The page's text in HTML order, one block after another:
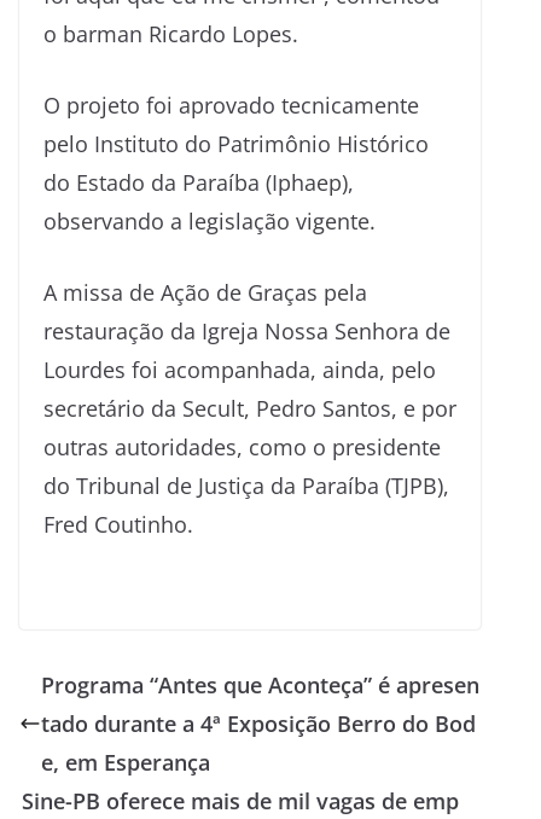
o barman Ricardo Lopes.
O projeto foi aprovado tecnicamente
pelo Instituto do Patrimônio Histórico
do Estado da Paraíba (Iphaep),
observando a legislação vigente.
A missa de Ação de Graças pela
restauração da Igreja Nossa Senhora de
Lourdes foi acompanhada, ainda, pelo
secretário da Secult, Pedro Santos, e por
outras autoridades, como o presidente
do Tribunal de Justiça da Paraíba (TJPB),
Fred Coutinho.
Programa “Antes que Aconteça” é apresen
tado durante a 4ª Exposição Berro do Bod
e, em Esperança
Sine-PB oferece mais de mil vagas de emp